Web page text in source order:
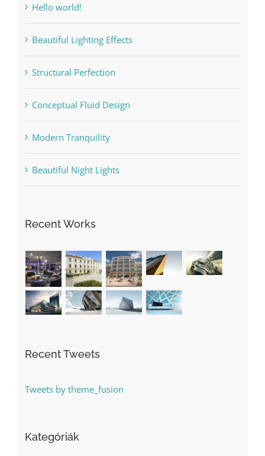
Hello world!
Beautiful Lighting Effects
Structural Perfection
Conceptual Fluid Design
Modern Tranquility
Beautiful Night Lights
Recent Works
Recent Tweets
Tweets by theme_fusion
Kategóriák